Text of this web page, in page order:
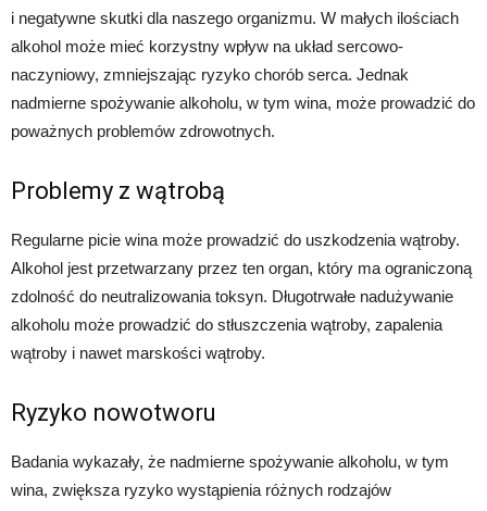
i negatywne skutki dla naszego organizmu. W małych ilościach
alkohol może mieć korzystny wpływ na układ sercowo-
naczyniowy, zmniejszając ryzyko chorób serca. Jednak
nadmierne spożywanie alkoholu, w tym wina, może prowadzić do
poważnych problemów zdrowotnych.
Problemy z wątrobą
Regularne picie wina może prowadzić do uszkodzenia wątroby.
Alkohol jest przetwarzany przez ten organ, który ma ograniczoną
zdolność do neutralizowania toksyn. Długotrwałe nadużywanie
alkoholu może prowadzić do stłuszczenia wątroby, zapalenia
wątroby i nawet marskości wątroby.
Ryzyko nowotworu
Badania wykazały, że nadmierne spożywanie alkoholu, w tym
wina, zwiększa ryzyko wystąpienia różnych rodzajów